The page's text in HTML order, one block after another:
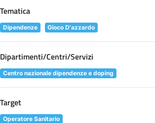
Tematica
Dipendenze Gioco D'azzardo
Dipartimenti/Centri/Servizi
Centro nazionale dipendenze e doping
Target
Operatore Sanitario